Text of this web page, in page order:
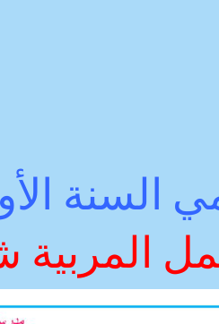
السنة
المربية